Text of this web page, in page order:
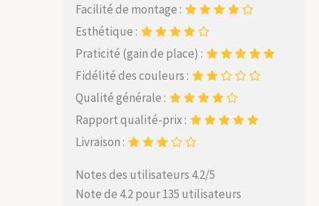
Facilité de montage :
Esthétique :
Praticité (gain de place) :
Fidélité des couleurs :
Qualité générale :
Rapport qualité-prix :
Livraison :
Notes des utilisateurs 4.2/5
Note de 4.2 pour 135 utilisateurs